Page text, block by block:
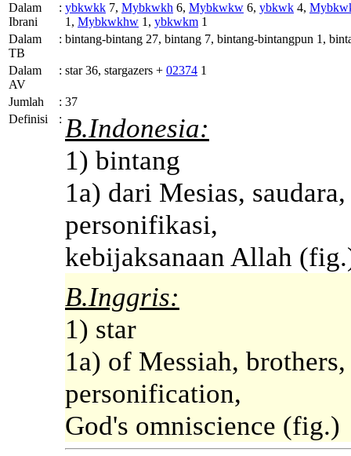
Dalam
Ibrani
: ybkwkk 7, Mybkwkh 6, Mybkwkw 6, ybkwk 4,
1, Mybkwkhw 1, ybkwkm 1
Dalam
TB
: bintang-bintang 27, bintang 7, bintang-bintangpun 1,
Dalam
AV
: star 36, stargazers + 02374 1
Jumlah : 37
Definisi
: B.Indonesia:
1) bintang
1a) dari Mesias,
personifikasi,
kebijaksanaan Allah
B.Inggris:
1) star
1a) of Messiah,
personification,
God's omniscience (fig.)